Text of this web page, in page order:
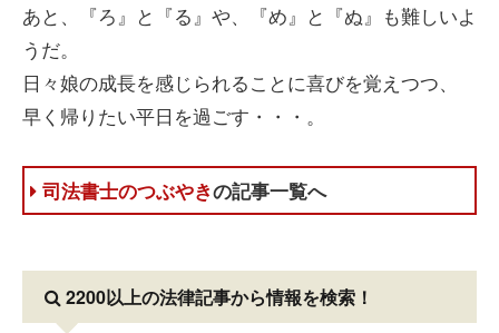
あと、『ろ』と『る』や、『め』と『ぬ』も難しいよ
うだ。
日々娘の成長を感じられることに喜びを覚えつつ、
早く帰りたい平日を過ごす・・・。
司法書士のつぶやきの記事一覧へ
2200以上の法律記事から情報を検索！